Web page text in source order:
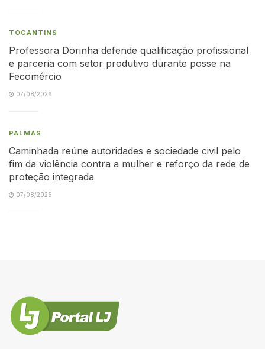
TOCANTINS
Professora Dorinha defende qualificação profissional
e parceria com setor produtivo durante posse na
Fecomércio
07/08/2026
PALMAS
Caminhada reúne autoridades e sociedade civil pelo
fim da violência contra a mulher e reforço da rede de
proteção integrada
07/08/2026